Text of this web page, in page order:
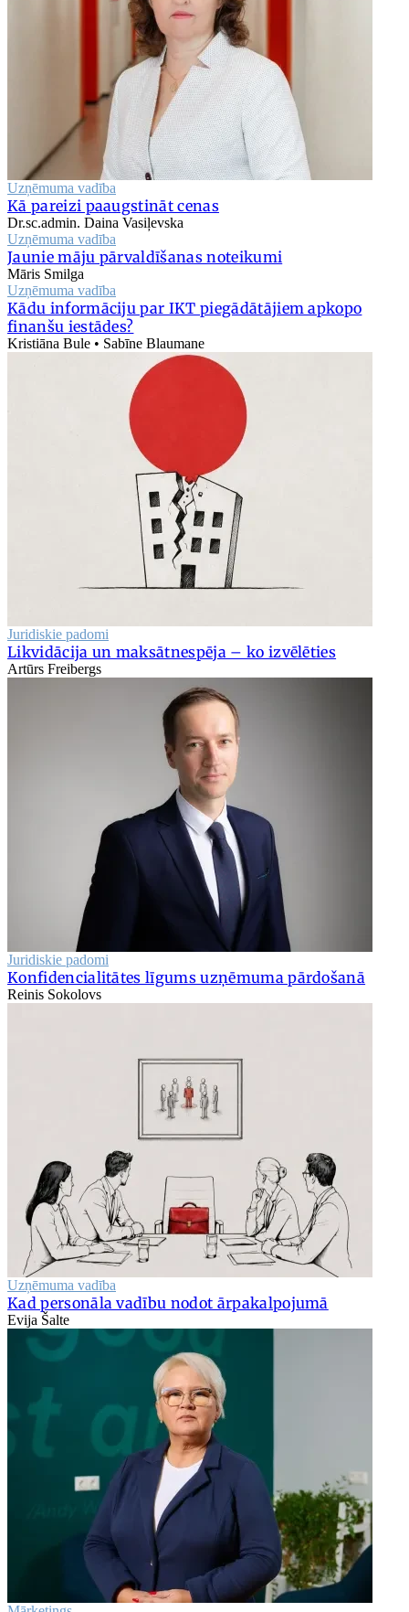
Uzņēmuma vadība
Kā pareizi paaugstināt cenas
Dr.sc.admin. Daina Vasiļevska
Uzņēmuma vadība
Jaunie māju pārvaldīšanas noteikumi
Māris Smilga
Uzņēmuma vadība
Kādu informāciju par IKT piegādātājiem apkopo
finanšu iestādes?
Kristiāna Bule • Sabīne Blaumane
Juridiskie padomi
Likvidācija un maksātnespēja – ko izvēlēties
Artūrs Freibergs
Juridiskie padomi
Konfidencialitātes līgums uzņēmuma pārdošanā
Reinis Sokolovs
Uzņēmuma vadība
Kad personāla vadību nodot ārpakalpojumā
Evija Šalte